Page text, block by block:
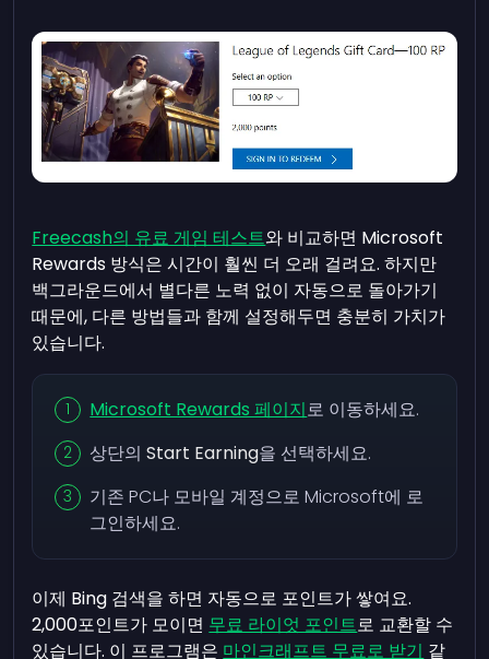
Freecash의 유료 게임 테스트와 비교하면 Microsoft
Rewards 방식은 시간이 훨씬 더 오래 걸려요. 하지만
백그라운드에서 별다른 노력 없이 자동으로 돌아가기
때문에, 다른 방법들과 함께 설정해두면 충분히 가치가
있습니다.
Microsoft Rewards 페이지로 이동하세요.
상단의Start Earning을 선택하세요.
기존 PC나 모바일 계정으로 Microsoft에 로
그인하세요.
이제 Bing 검색을 하면 자동으로 포인트가 쌓여요.
2,000포인트가 모이면 무료 라이엇 포인트로 교환할 수
있습니다. 이 프로그램은 마인크래프트 무료로 받기 같